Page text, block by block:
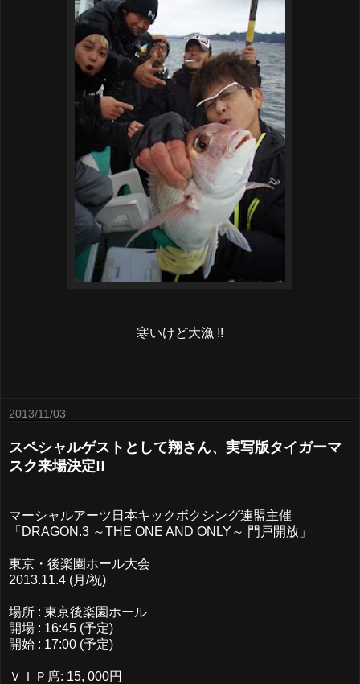
寒いけど大漁 !!
2013/11/03
スペシャルゲストとして翔さん、実写版タイガーマ
スク来場決定!!
マーシャルアーツ日本キックボクシング連盟主催
「DRAGON.3 ～THE ONE AND ONLY～ 門戸開放」
東京・後楽園ホール大会
2013.11.4 (月/祝)
場所 : 東京後楽園ホール
開場 : 16:45 (予定)
開始 : 17:00 (予定)
ＶＩＰ席: 15, 000円